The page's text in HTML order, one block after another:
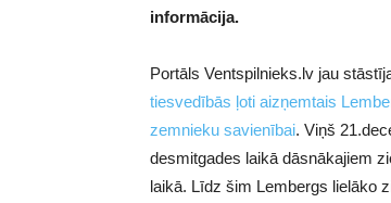
informācija.
Portāls Ventspilnieks.lv jau
tiesvedībās ļoti aizņemtais
zemnieku savienībai. Viņš
desmitgades laikā dāsnākajiem
laikā. Līdz šim Lembergs lielāko